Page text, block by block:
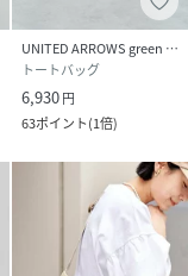
UNITED ARROWS green label relaxing
トートバッグ
6,930円
63ポイント(1倍)